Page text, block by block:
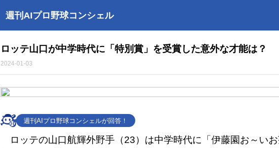
週刊AIプロ野球コンシェル
ロッテ山口が中学時代に「特別賞」を受賞した意外な才能は？
2024-01-03
週刊AIプロ野球コンシェルが回答！
ロッテの山口航輝外野手（23）は中学時代に「伊藤園お～い